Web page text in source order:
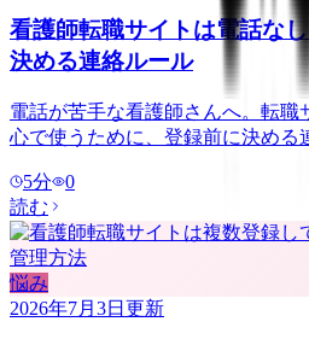
看護師転職サイトは電話な
決める連絡ルール
電話が苦手な看護師さんへ。転職
心で使うために、登録前に決める
5分
0
読む
悩み
2026年7月3日 更新